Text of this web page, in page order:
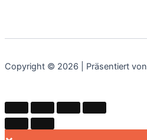
Copyright © 2026 | Präsentiert von